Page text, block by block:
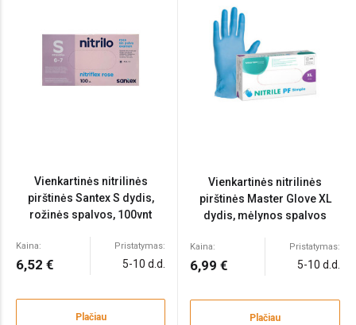
Vienkartinės nitrilinės
pirštinės Santex S dydis,
rožinės spalvos, 100vnt
Kaina:
6,52 €
Pristatymas:
5-10 d.d.
Plačiau
Vienkartinės nitrilinės
pirštinės Master Glove XL
dydis, mėlynos spalvos
Kaina:
6,99 €
Pristatymas:
5-10 d.d.
Plačiau